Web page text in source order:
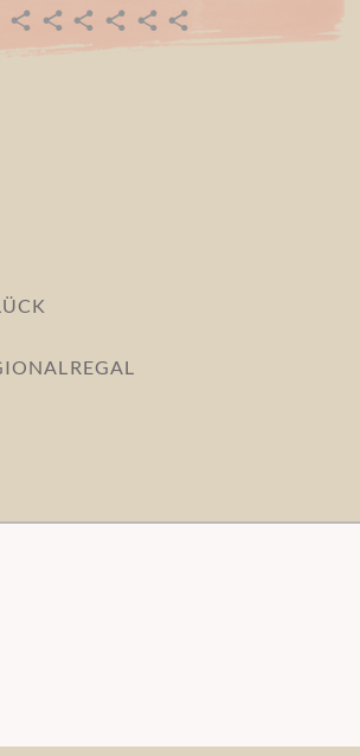
MITGLIED
TERMINE
DEINEGRÜNREGIONALREGAL
REGIONALPARTNER